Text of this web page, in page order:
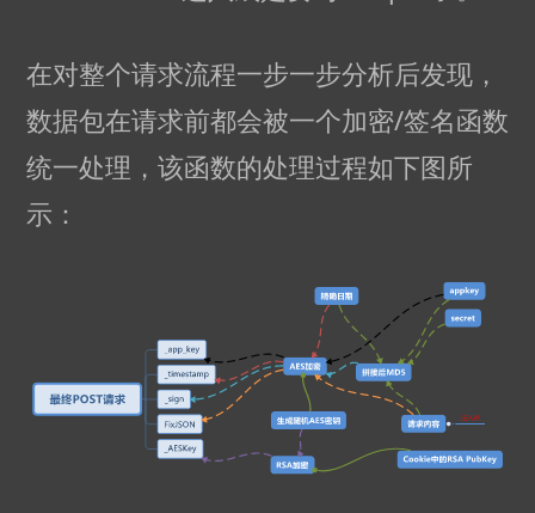
在对整个请求流程一步一步分析后发现，
数据包在请求前都会被一个加密/签名函数
统一处理，该函数的处理过程如下图所
示：